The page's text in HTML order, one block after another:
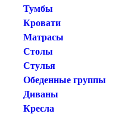
Тумбы
Кровати
Матрасы
Столы
Стулья
Обеденные группы
Диваны
Кресла